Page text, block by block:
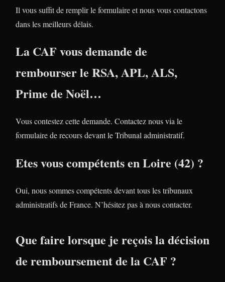
Il vous suffit de remplir le formulaire et nous vous contactons
dans les meilleurs délais.
La CAF vous demande de
rembourser le RSA, APL, ALS,
Prime de Noël…
Vous contestez cette demande. Contactez nous via le
formulaire de recours devant le Tribunal administratif.
Etes vous compétents en Loire (42) ?
Oui, nous sommes compétents devant tous les tribunaux
administratifs de France. N’hésitez pas à nous contacter.
Que faire lorsque je reçois la décision
de remboursement de la CAF ?